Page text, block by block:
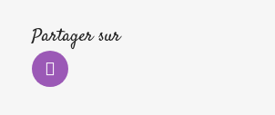
Partager sur